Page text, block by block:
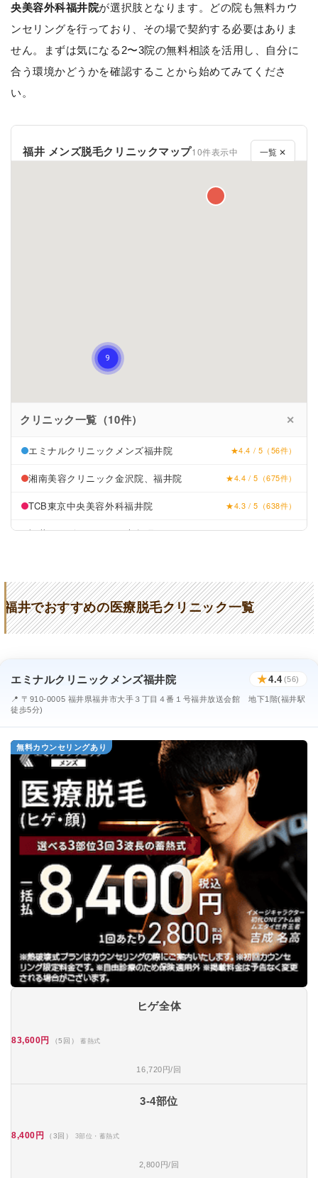
央美容外科福井院が選択肢となります。どの院も無料カウ
ンセリングを行っており、その場で契約する必要はありま
せん。まずは気になる2〜3院の無料相談を活用し、自分に
合う環境かどうかを確認することから始めてみてくださ
い。
福井 メンズ脱毛クリニックマップ10件表示中 一覧 ✕
クリニック一覧（10件） ✕
エミナルクリニックメンズ福井院 ★4.4 / 5（56件）
湘南美容クリニック金沢院、福井院 ★4.4 / 5（675件）
TCB東京中央美容外科福井院 ★4.3 / 5（638件）
福井レーザーセンター大名町スキンクリニッ
神野美容形成外科クリニック ★3.0 / 5（25件）
岡田形成外科皮フ科クリニック ★2.8 / 5（29件）
みねぎし皮ふ科形成外科 ★3.4 / 5（43件）
MEN’S BB福井高柳店
福井でおすすめの医療脱毛クリニック一覧
エミナルクリニックメンズ福井院 ★4.4(56)
📍 〒910-0005 福井県福井市大手３丁目４番１号福井放送会館 地下1階(福井駅
徒歩5分)
無料カウンセリングあり
ヒゲ全体
83,600円 （5回） 蓄熱式
16,720円/回
3-4部位
8,400円 （3回） 3部位・蓄熱式
2,800円/回